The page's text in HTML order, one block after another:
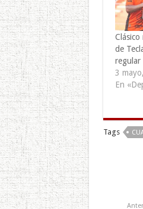
Clásico
de
regular
3
En
Tags